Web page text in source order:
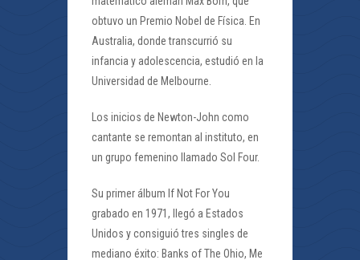
obtuvo un Premio Nobel de Física. En
Australia, donde transcurrió su
infancia y adolescencia, estudió en la
Universidad de Melbourne.
Los inicios de Newton-John como
cantante se remontan al instituto, en
un grupo femenino llamado Sol Four.
Su primer álbum If Not For You
grabado en 1971, llegó a Estados
Unidos y consiguió tres singles de
mediano éxito: Banks of The Ohio, Me